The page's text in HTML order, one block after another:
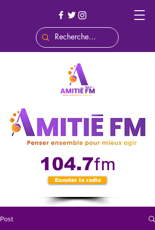
104.7fm
Ecouter la radio
Post